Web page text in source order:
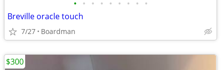
• • • • • • • • •
Breville oracle touch
7/27 Boardman
$300